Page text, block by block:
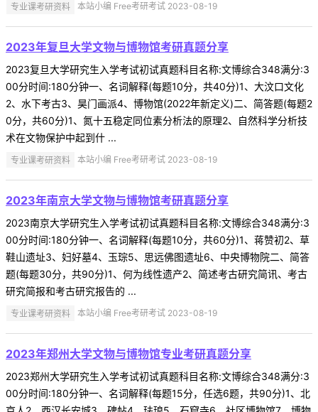
专业课考研资料 本站小编 Free考研考试 2023-08-19
2023年复旦大学文物与博物馆考研真题分享
2023复旦大学研究生入学考试初试真题科目名称:文博综合348满分:3
00分时间:180分钟一、名词解释(每题10分，共40分)1、大汶口文化
2、水下考古3、昊门画派4、博物馆(2022年新定义)二、简答题(每题2
0分，共60分)1、氮十五稳定同位素分析法的原理2、自然科学分析技
术在文物保护中起到什 ...
专业课考研资料 本站小编 Free考研考试 2023-08-19
2023年南京大学文物与博物馆考研真题分享
2023南京大学研究生入学考试初试真题科目名称:文博综合348满分:3
00分时间:180分钟一、名词解释(每题10分，共60分)1、蒋赞初2、草
鞋山遗址3、妇好墓4、玉琮5、思远佛图遗址6、中央博物院二、简答
题(每题30分，共90分)1、何为线性遗产2、简述考古研究简讯、考古
研究简报和考古研究报告的 ...
专业课考研资料 本站小编 Free考研考试 2023-08-19
2023年郑州大学文物与博物馆专业考研真题分享
2023郑州大学研究生入学考试初试真题科目名称:文博综合348满分:3
00分时间:180分钟一、名词解释(每题15分，任选6题，共90分)1、北